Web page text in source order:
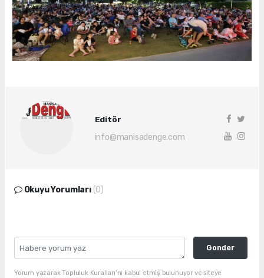
Editör
info@manisadenge.com
Okuyu Yorumları (0)
Gonder
Yorum yazarak Topluluk Kuralları’nı kabul etmiş bulunuyor ve siteye